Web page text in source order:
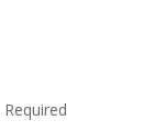
Required